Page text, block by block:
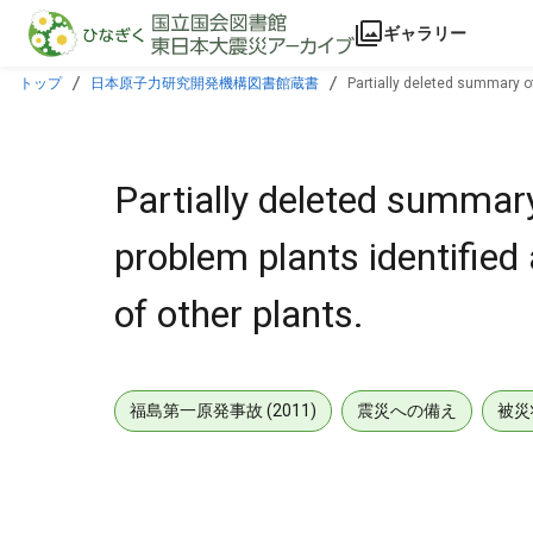
本文に飛ぶ
ギャラリー
トップ 日本原子力研究開発機構図書館蔵書 Partially deleted summary
Partially deleted
problem plants
of other plants.
福島第一原発事故 (2011) 震災への備え 被災